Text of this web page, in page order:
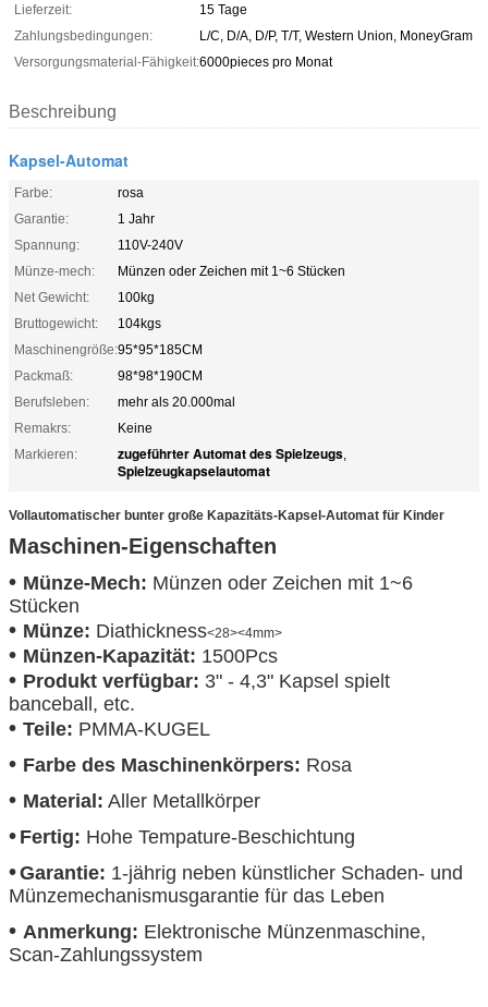
Lieferzeit:
15 Tage
Zahlungsbedingungen:
L/C, D/A, D/P, T/T, Western Union, MoneyGram
Versorgungsmaterial-Fähigkeit:6000pieces pro Monat
Beschreibung
Kapsel-Automat
Farbe:
rosa
Garantie:
1 Jahr
Spannung:
110V-240V
Münze-mech:
Münzen oder Zeichen mit 1~6 Stücken
Net Gewicht:
100kg
Bruttogewicht:
104kgs
Maschinengröße:95*95*185CM
Packmaß:
98*98*190CM
Berufsleben:
mehr als 20.000mal
Remakrs:
Keine
Markieren:
zugeführter Automat des Spielzeugs,
Spielzeugkapselautomat
Vollautomatischer bunter große Kapazitäts-Kapsel-Automat für Kinder
Maschinen-Eigenschaften
• Münze-Mech: Münzen oder Zeichen mit 1~6
Stücken
• Münze: Diathickness<28><4mm>
• Münzen-Kapazität: 1500Pcs
• Produkt verfügbar: 3" - 4,3" Kapsel spielt
banceball, etc.
• Teile: PMMA-KUGEL
• Farbe des Maschinenkörpers: Rosa
• Material: Aller Metallkörper
• Fertig: Hohe Tempature-Beschichtung
•Garantie: 1-jährig neben künstlicher Schaden- und
Münzemechanismusgarantie für das Leben
• Anmerkung: Elektronische Münzenmaschine,
Scan-Zahlungssystem